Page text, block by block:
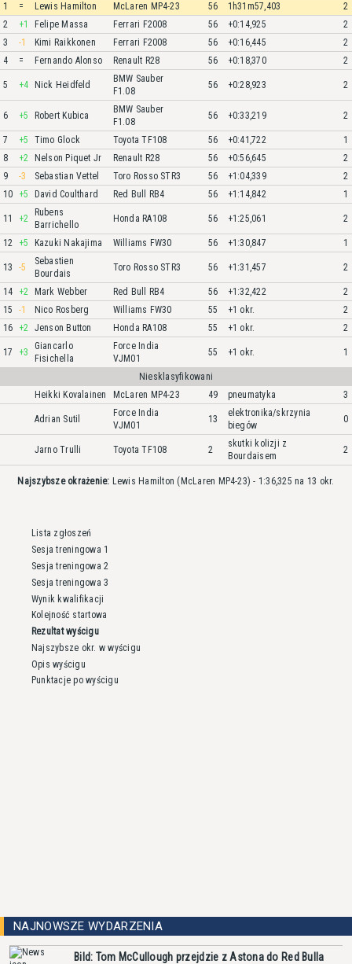
1 = Lewis Hamilton McLaren MP4-23 56 1h31m57,403
2
2
+1 Felipe Massa Ferrari F2008 56 +0:14,925
2
3
-1 Kimi Raikkonen Ferrari F2008 56 +0:16,445
2
4
= Fernando Alonso Renault R28 56 +0:18,370 2
5 +4 Nick Heidfeld
BMW Sauber
F1.08
56 +0:28,923 2
6 +5 Robert Kubica
BMW Sauber
F1.08
56 +0:33,219 2
7 +5 Timo Glock Toyota TF108 56 +0:41,722
1
8
+2 Nelson Piquet Jr Renault R28 56 +0:56,645
2
9
-3 Sebastian Vettel Toro Rosso STR3 56 +1:04,339
2
10
+5 David Coulthard Red Bull RB4 56 +1:14,842 1
11 +2
Rubens
Barrichello
Honda RA108 56 +1:25,061 2
12 +5 Kazuki Nakajima Williams FW30 56 +1:30,847 1
13 -5
Sebastien
Bourdais
Toro Rosso STR3 56 +1:31,457 2
14 +2 Mark Webber Red Bull RB4 56 +1:32,422
2
15
-1 Nico Rosberg Williams FW30 55 +1 okr.
2
16
+2 Jenson Button Honda RA108 55 +1 okr. 2
17 +3
Giancarlo
Fisichella
Force India
VJM01
55 +1 okr. 1
Niesklasyfikowani
Heikki Kovalainen
McLaren MP4-23 49 pneumatyka 3
Adrian Sutil
Force India
VJM01
13
elektronika/skrzynia
biegów
0
Jarno Trulli Toyota TF108 2
skutki kolizji z
Bourdaisem
2
Najszybsze okrażenie: Lewis Hamilton (McLaren MP4-23) - 1:36,325 na 13 okr.
Lista zgłoszeń
Sesja treningowa 1
Sesja treningowa 2
Sesja treningowa 3
Wynik kwalifikacji
Kolejność startowa
Rezultat wyścigu
Najszybsze okr. w wyścigu
Opis wyścigu
Punktacje po wyścigu
NAJNOWSZE WYDARZENIA
Bild: Tom McCullough przejdzie z Astona do Red Bulla